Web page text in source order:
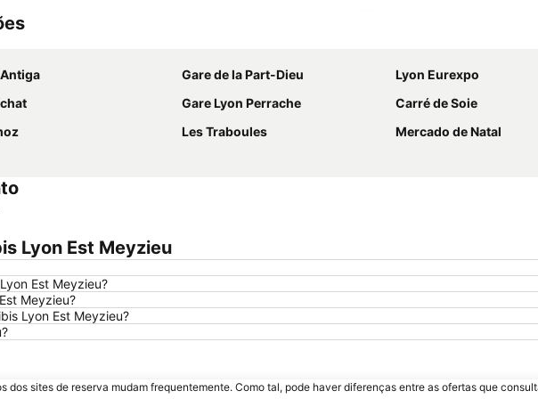
Gare de la Part-Dieu
Lyon Eurexpo
Gare Lyon Perrache
Carré de Soie
Les Traboules
Mercado de Natal
Lyon Est Meyzieu
Est Meyzieu?
Meyzieu?
Lyon Est Meyzieu?
dos sites de reserva mudam frequentemente. Como tal, pode haver diferenças entre as ofertas que